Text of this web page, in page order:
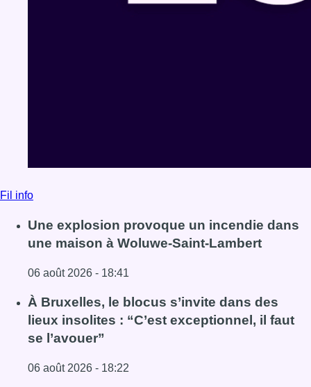
Fil info
Une explosion provoque un incendie dans
une maison à Woluwe-Saint-Lambert
06 août 2026 - 18:41
Lire l'article Une explosion provoque un incendie dans
À Bruxelles, le blocus s’invite dans des
lieux insolites : “C’est exceptionnel, il faut
se l’avouer”
06 août 2026 - 18:22